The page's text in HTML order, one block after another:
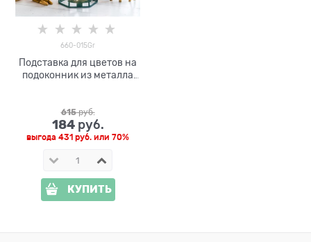
660-015Gr
Подставка для цветов на
подоконник из металла
615 руб.
184 руб.
выгода 431 руб. или 70%
КУПИТЬ